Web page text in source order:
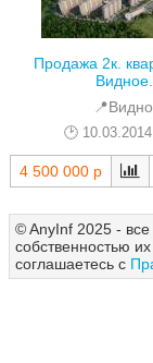
Продажа 2к.
Видное.
4 500 000 р
© AnyInf 2025 -
собственностью
соглашаетесь с